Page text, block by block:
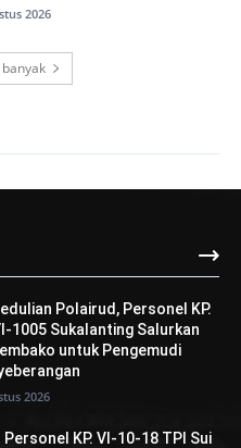
2026
Polairud, Personel KP.
1005 Sukalanting Salurkan
untuk Pengemudi
2026
Personel KP. VI-10-18 TPI Sui